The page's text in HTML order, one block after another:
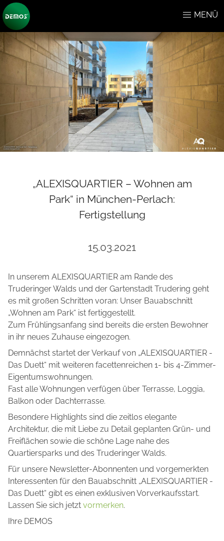
MENÜ
„ALEXISQUARTIER – Wohnen am
Park“ in München-Perlach:
Fertigstellung
15.03.2021
In unserem ALEXISQUARTIER am Rande des
Truderinger Walds und der Gartenstadt Trudering geht
es mit großen Schritten voran: Unser Bauabschnitt
„Wohnen am Park“ ist fertiggestellt.
Zum Frühlingsanfang sind bereits die ersten Bewohner
in ihr neues Zuhause eingezogen.
Demnächst startet der Verkauf von „ALEXISQUARTIER -
Das Duett“ mit weiteren facettenreichen 1- bis 4-Zimmer-
Eigentumswohnungen.
Fast alle Wohnungen verfügen über Terrasse, Loggia,
Balkon oder Dachterrasse.
Besondere Highlights sind die zeitlos elegante
Architektur, die mit Liebe zu Detail geplanten Grün- und
Freiflächen sowie die schöne Lage nahe des
Quartiersparks und des Truderinger Walds.
Für unsere Newsletter-Abonnenten und vorgemerkten
Interessenten für den Bauabschnitt „ALEXISQUARTIER -
Das Duett“ gibt es einen exklusiven Vorverkaufsstart.
Lassen Sie sich jetzt vormerken.
Ihre DEMOS